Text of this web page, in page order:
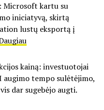
Microsoft kartu su
iniciatyvą, skirtą
lustų eksportą į
kainą: investuotojai
tempo sulėtėjimo,
dar sugebėjo augti.